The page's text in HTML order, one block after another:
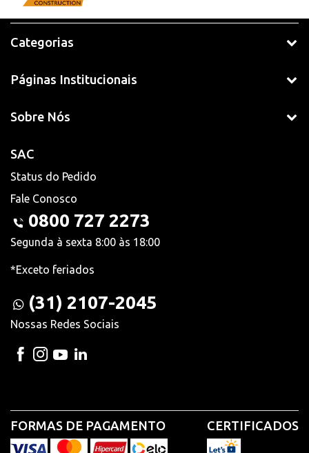
Categorias
Páginas Institucionais
Sobre Nós
SAC
Status do Pedido
Fale Conosco
0800 727 2273
Segunda à sexta 8:00 às 18:00
*Exceto feriados
(31) 2107-2045
Nossas Redes Sociais
FORMAS DE PAGAMENTO CERTIFICADOS